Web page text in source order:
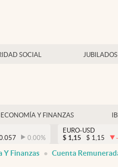
SOCIAL JUBILADOS
ECONOMÍA Y FINANZAS
0.00%
EURO-USD
$ 1,15 $ 1,15
Y Finanzas Cuenta